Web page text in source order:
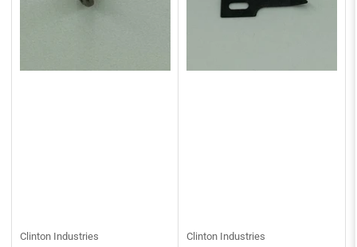
Clinton Industries Clinton Industries